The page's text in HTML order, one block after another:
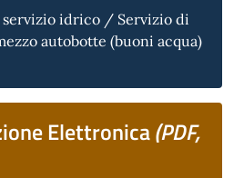
servizio idrico / Servizio di
autobotte (buoni acqua)
Elettronica(PDF,